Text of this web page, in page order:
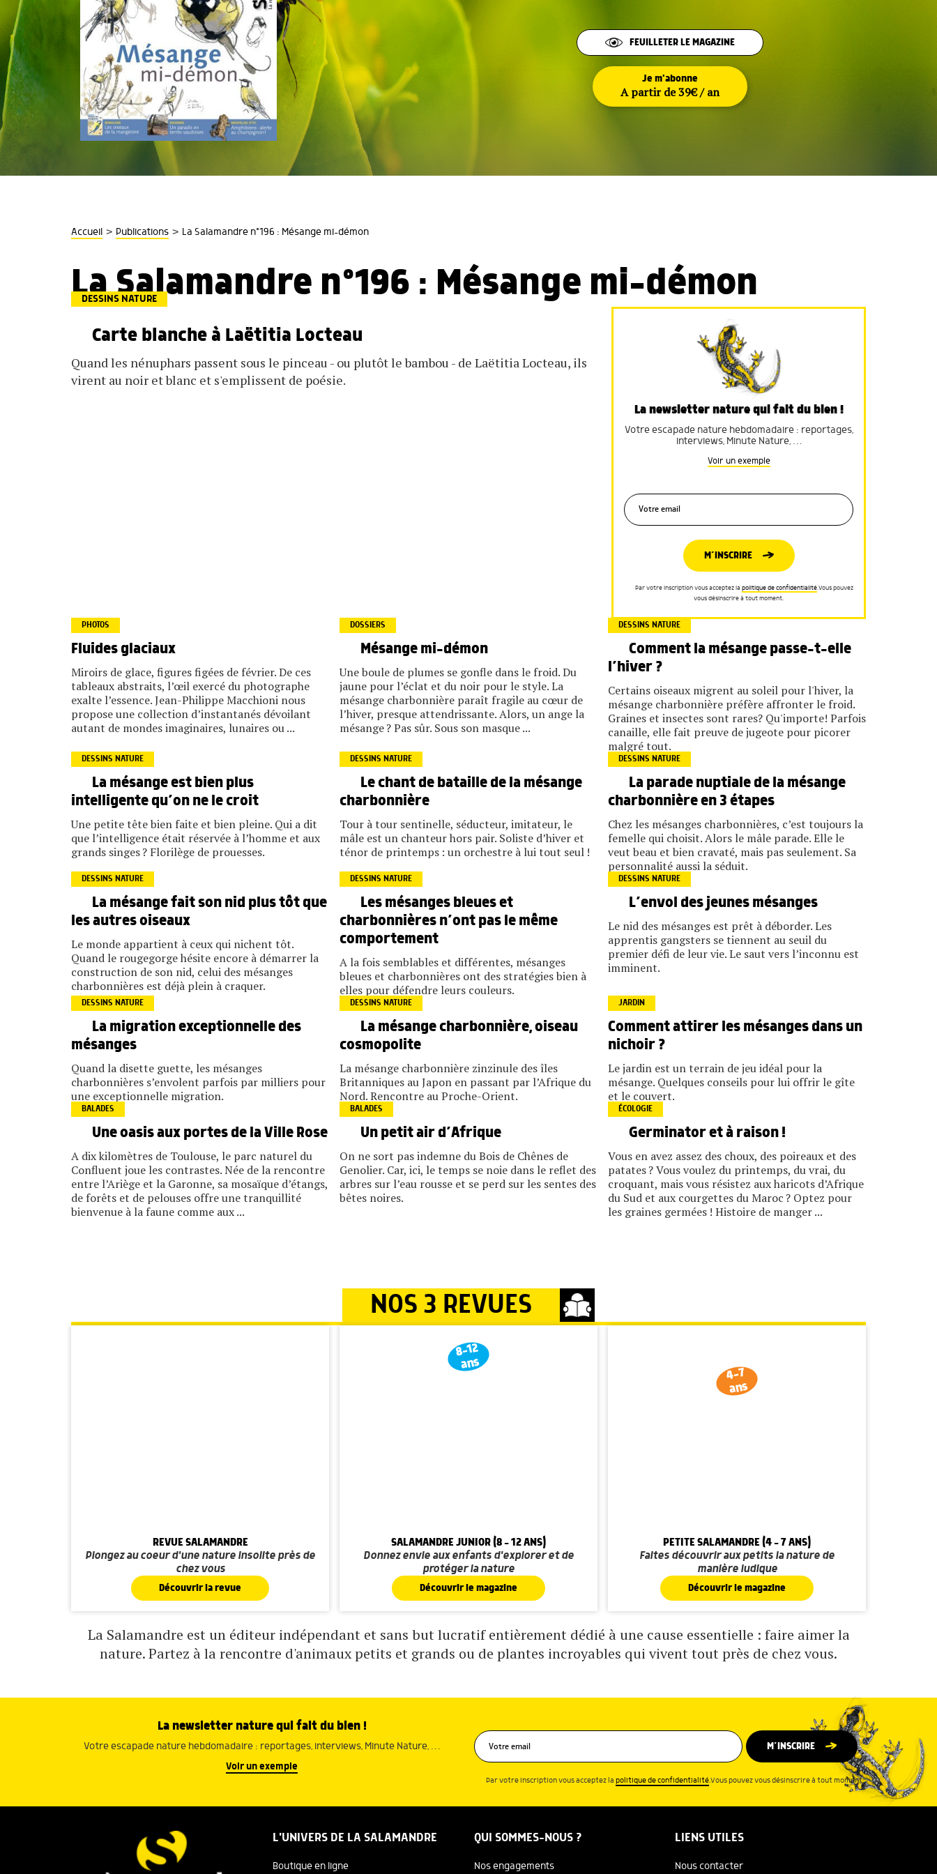
FEUILLETER LE MAGAZINE
Je m'abonne
A partir de 39€ / an
Accueil > Publications > La Salamandre n°196 : Mésange mi-démon
La Salamandre n°196 : Mésange mi-démon
DESSINS NATURE
Carte blanche à Laëtitia Locteau
Quand les nénuphars passent sous le pinceau - ou plutôt le bambou - de Laëtitia Locteau, ils
virent au noir et blanc et s'emplissent de poésie.
La newsletter nature qui fait du bien !
Votre escapade nature hebdomadaire : reportages,
interviews, Minute Nature, …
Voir un exemple
M’INSCRIRE
Par votre inscription vous acceptez la politique de confidentialité.Vous pouvez
vous désinscrire à tout moment.
PHOTOS
Fluides glaciaux
Miroirs de glace, figures figées de février. De ces
tableaux abstraits, l’œil exercé du photographe
exalte l’essence. Jean-Philippe Macchioni nous
propose une collection d’instantanés dévoilant
autant de mondes imaginaires, lunaires ou ...
DOSSIERS
Mésange mi-démon
Une boule de plumes se gonfle dans le froid. Du
jaune pour l’éclat et du noir pour le style. La
mésange charbonnière paraît fragile au cœur de
l’hiver, presque attendrissante. Alors, un ange la
mésange ? Pas sûr. Sous son masque ...
DESSINS NATURE
Comment la mésange passe-t-elle
l’hiver ?
Certains oiseaux migrent au soleil pour l'hiver, la
mésange charbonnière préfère affronter le froid.
Graines et insectes sont rares? Qu'importe! Parfois
canaille, elle fait preuve de jugeote pour picorer
malgré tout.
DESSINS NATURE
La mésange est bien plus
intelligente qu’on ne le croit
Une petite tête bien faite et bien pleine. Qui a dit
que l’intelligence était réservée à l’homme et aux
grands singes ? Florilège de prouesses.
DESSINS NATURE
Le chant de bataille de la mésange
charbonnière
Tour à tour sentinelle, séducteur, imitateur, le
mâle est un chanteur hors pair. Soliste d’hiver et
ténor de printemps : un orchestre à lui tout seul !
DESSINS NATURE
La parade nuptiale de la mésange
charbonnière en 3 étapes
Chez les mésanges charbonnières, c’est toujours la
femelle qui choisit. Alors le mâle parade. Elle le
veut beau et bien cravaté, mais pas seulement. Sa
personnalité aussi la séduit.
DESSINS NATURE
La mésange fait son nid plus tôt que
les autres oiseaux
Le monde appartient à ceux qui nichent tôt.
Quand le rougegorge hésite encore à démarrer la
construction de son nid, celui des mésanges
charbonnières est déjà plein à craquer.
DESSINS NATURE
Les mésanges bleues et
charbonnières n’ont pas le même
comportement
A la fois semblables et différentes, mésanges
bleues et charbonnières ont des stratégies bien à
elles pour défendre leurs couleurs.
DESSINS NATURE
L’envol des jeunes mésanges
Le nid des mésanges est prêt à déborder. Les
apprentis gangsters se tiennent au seuil du
premier défi de leur vie. Le saut vers l’inconnu est
imminent.
DESSINS NATURE
La migration exceptionnelle des
mésanges
Quand la disette guette, les mésanges
charbonnières s’envolent parfois par milliers pour
une exceptionnelle migration.
DESSINS NATURE
La mésange charbonnière, oiseau
cosmopolite
La mésange charbonnière zinzinule des îles
Britanniques au Japon en passant par l’Afrique du
Nord. Rencontre au Proche-Orient.
JARDIN
Comment attirer les mésanges dans un
nichoir ?
Le jardin est un terrain de jeu idéal pour la
mésange. Quelques conseils pour lui offrir le gîte
et le couvert.
BALADES
Une oasis aux portes de la Ville Rose
A dix kilomètres de Toulouse, le parc naturel du
Confluent joue les contrastes. Née de la rencontre
entre l’Ariège et la Garonne, sa mosaïque d’étangs,
de forêts et de pelouses offre une tranquillité
bienvenue à la faune comme aux ...
BALADES
Un petit air d’Afrique
On ne sort pas indemne du Bois de Chênes de
Genolier. Car, ici, le temps se noie dans le reflet des
arbres sur l’eau rousse et se perd sur les sentes des
bêtes noires.
ÉCOLOGIE
Germinator et à raison !
Vous en avez assez des choux, des poireaux et des
patates ? Vous voulez du printemps, du vrai, du
croquant, mais vous résistez aux haricots d’Afrique
du Sud et aux courgettes du Maroc ? Optez pour
les graines germées ! Histoire de manger ...
NOS 3 REVUES
REVUE SALAMANDRE
Plongez au coeur d'une nature insolite près de
chez vous
Découvrir la revue
8-12
ans
SALAMANDRE JUNIOR (8 - 12 ANS)
Donnez envie aux enfants d'explorer et de
protéger la nature
Découvrir le magazine
4-7
ans
PETITE SALAMANDRE (4 - 7 ANS)
Faites découvrir aux petits la nature de
manière ludique
Découvrir le magazine
La Salamandre est un éditeur indépendant et sans but lucratif entièrement dédié à une cause essentielle : faire aimer la
nature. Partez à la rencontre d'animaux petits et grands ou de plantes incroyables qui vivent tout près de chez vous.
La newsletter nature qui fait du bien !
Votre escapade nature hebdomadaire : reportages, interviews, Minute Nature, …
Voir un exemple
M’INSCRIRE
Par votre inscription vous acceptez lapolitique de confidentialité.Vous pouvez vous désinscrire à tout moment.
L'UNIVERS DE LA SALAMANDRE
Boutique en ligne
QUI SOMMES-NOUS ?
Nos engagements
LIENS UTILES
Nous contacter